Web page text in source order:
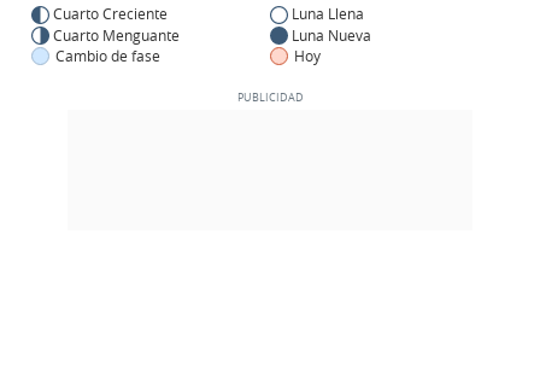
Cuarto Creciente
Luna Llena
Cuarto Menguante
Luna Nueva
Cambio de fase
Hoy